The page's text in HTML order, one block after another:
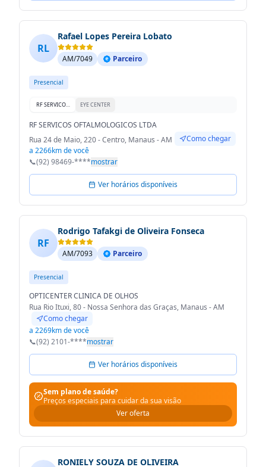
RL
Rafael Lopes Pereira Lobato
AM/7049 Parceiro
Presencial
RF SERVICOS OFTALMOLOGICOS LTDA
EYE CENTER
RF SERVICOS OFTALMOLOGICOS LTDA
Rua 24 de Maio, 220 - Centro, Manaus - AM
Como chegar
a 2266km de você
📞(92) 98469-****mostrar
Ver horários disponíveis
RF
Rodrigo Tafakgi de Oliveira Fonseca
AM/7093 Parceiro
Presencial
OPTICENTER CLINICA DE OLHOS
Rua Rio Ituxi, 80 - Nossa Senhora das Graças, Manaus - AM
Como chegar
a 2269km de você
📞(92) 2101-****mostrar
Ver horários disponíveis
Sem plano de saúde?
Preços especiais para cuidar da sua visão
Ver oferta
RONIELY SOUZA DE OLIVEIRA